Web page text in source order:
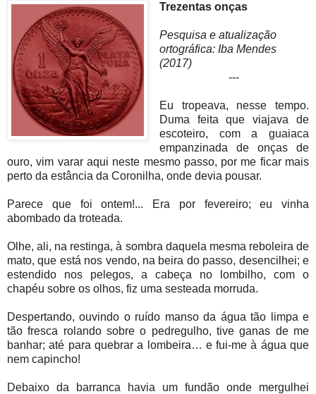
Trezentas onças
Pesquisa e atualização
ortográfica: Iba Mendes
(2017)
---
Eu tropeava, nesse tempo.
Duma feita que viajava de
escoteiro, com a guaiaca
empanzinada de onças de
ouro, vim varar aqui neste mesmo passo, por me ficar mais
perto da estância da Coronilha, onde devia pousar.
Parece que foi ontem!... Era por fevereiro; eu vinha
abombado da troteada.
Olhe, ali, na restinga, à sombra daquela mesma reboleira de
mato, que está nos vendo, na beira do passo, desencilhei; e
estendido nos pelegos, a cabeça no lombilho, com o
chapéu sobre os olhos, fiz uma sesteada morruda.
Despertando, ouvindo o ruído manso da água tão limpa e
tão fresca rolando sobre o pedregulho, tive ganas de me
banhar; até para quebrar a lombeira… e fui-me à água que
nem capincho!
Debaixo da barranca havia um fundão onde mergulhei